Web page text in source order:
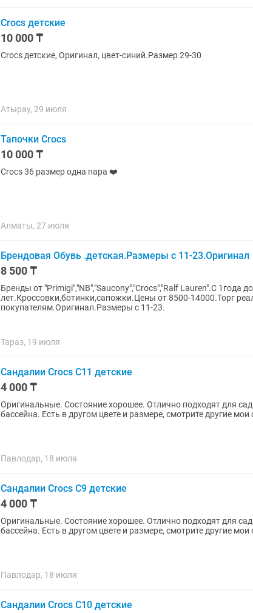
Crocs детские
10 000 ₸
Crocs детские, Оригинал, цвет-синий.Размер 29-30
Атырау, 29 июля
Тапочки Crocs
10 000 ₸
Crocs 36 размер одна пара ❤️
Алматы, 27 июля
Брендовая Обувь .детская.Размеры с 11-23.Оригинал
8 500 ₸
Бренды от "Primigi","NB","Saucony","Crocs","Ralf Lauren".С 1года
лет.Кроссовки,ботинки,сапожки.Цены от 8500-14000.Торг
покупателям.Оригинал.Размеры с 11-23.
Тараз, 19 июля
Сандалии Crocs C11 детские
4 000 ₸
Оригинальные. Состояние хорошее. Отлично подходят для
бассейна. Есть в другом цвете и размере, смотрите другие
Павлодар, 18 июля
Сандалии Crocs C9 детские
4 000 ₸
Оригинальные. Состояние хорошее. Отлично подходят для
бассейна. Есть в другом цвете и размере, смотрите другие
Павлодар, 18 июля
Сандалии Crocs C10 детские